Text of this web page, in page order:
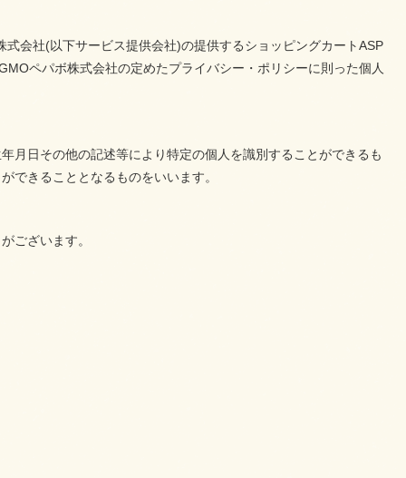
式会社(以下サービス提供会社)の提供するショッピングカートASP
ペパボ株式会社の定めたプライバシー・ポリシーに則った個人
月日その他の記述等により特定の個人を識別することができるも
できることとなるものをいいます。
ございます。